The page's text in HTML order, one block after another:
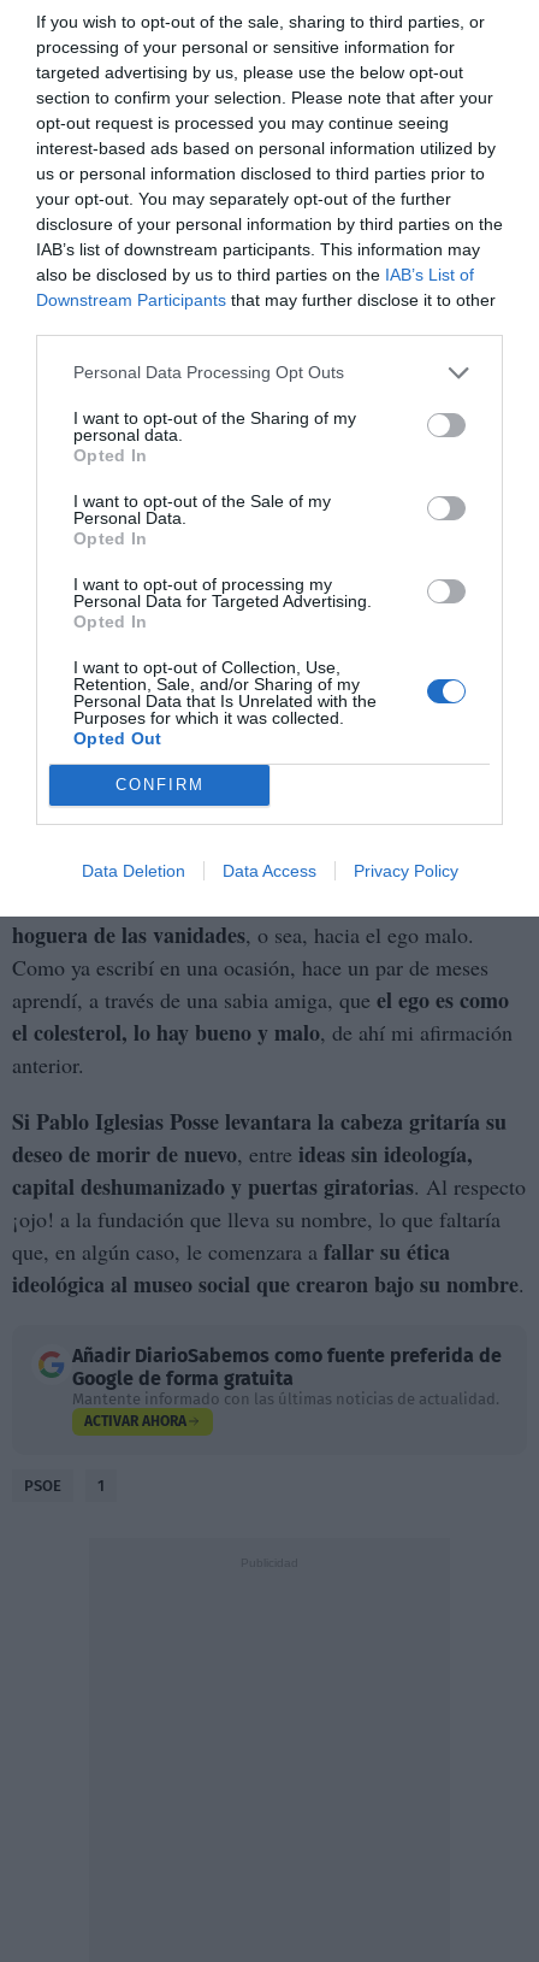
If you wish to opt-out of the sale, sharing to third parties, or
processing of your personal or sensitive information for
targeted advertising by us, please use the below opt-out
section to confirm your selection. Please note that after your
opt-out request is processed you may continue seeing
interest-based ads based on personal information utilized by
us or personal information disclosed to third parties prior to
your opt-out. You may separately opt-out of the further
disclosure of your personal information by third parties on the
IAB’s list of downstream participants. This information may
also be disclosed by us to third parties on the IAB’s List of
Downstream Participants that may further disclose it to other
Personal Data Processing Opt Outs
I want to opt-out of the Sharing of my
personal data.
Opted In
I want to opt-out of the Sale of my
Personal Data.
Opted In
I want to opt-out of processing my
Personal Data for Targeted Advertising.
Opted In
I want to opt-out of Collection, Use,
Retention, Sale, and/or Sharing of my
Personal Data that Is Unrelated with the
Purposes for which it was collected.
Opted Out
CONFIRM
Data Deletion Data Access Privacy Policy
medias verdades, hay dirigentes unidos, no solo por la
amistad, que ya sería rechazable, sino porintereses
comunescon las dictaduras públicas e, incluso, algunas
privadas .
En el Gobierno o Moncloa, con escasas, muy escasas
excepciones, no existe ni izquierda del 15M, ni
socialismo de Pablo Iglesias Posse, porque sus
representantes directospriorizan las teóricascuestiones
de Estadoa las cuestiones de vida y verdad del Pueblo
Pura incoherencia.
El Pueblo, en democracia, siempre debe prevalecer por
delante del Estado, que está designado por el pueblo
soberano, como consecuencia las “razones del Pueblo de
la verdad y la ética”. Siempre, repito, en democracia debe
estar delante de las razones de Estado,
lo contrario es
pura dictadura, puro
caso del poder socialista, para ejercerlo desde la
coherencia hay que sentir el socialismo de la verdad,
para seguir deseando escuchar en el tiempo el significado
de las palabras de Antonio Machado dirigidas a Pablo
Iglesias Posse: “el timbre de su voz es el timbre de la voz
absorbido por falta de vida vivida
. Suinmadura
hoguera de las vanidades, o sea, hacia el ego malo.
Como ya escribí en una ocasión, hace un par de meses
aprendí, a través de una sabia amiga, que el ego es como
el colesterol, lo hay bueno y malo, de ahí mi afirmación
anterior.
Si Pablo Iglesias Posse levantara la cabeza gritaría su
deseo de morir de nuevo, entre ideas sin ideología,
capital deshumanizado y puertas giratorias. Al respecto
¡ojo! a la fundación que lleva su nombre, lo que faltaría
que, en algún caso, le comenzara a fallar su ética
ideológica al museo social que crearon bajo su nombre.
Añadir DiarioSabemos como fuente preferida de
Google de forma gratuita
Mantente informado con las últimas noticias de actualidad.
ACTIVAR AHORA
PSOE 1